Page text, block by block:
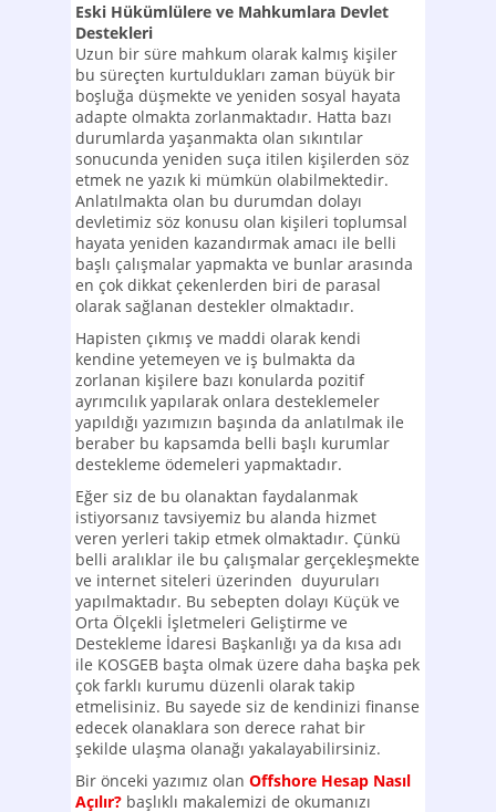
Eski Hükümlülere ve Mahkumlara Devlet
Destekleri
Uzun bir süre mahkum olarak kalmış kişiler
bu süreçten kurtuldukları zaman büyük bir
boşluğa düşmekte ve yeniden sosyal hayata
adapte olmakta zorlanmaktadır. Hatta bazı
durumlarda yaşanmakta olan sıkıntılar
sonucunda yeniden suça itilen kişilerden söz
etmek ne yazık ki mümkün olabilmektedir.
Anlatılmakta olan bu durumdan dolayı
devletimiz söz konusu olan kişileri toplumsal
hayata yeniden kazandırmak amacı ile belli
başlı çalışmalar yapmakta ve bunlar arasında
en çok dikkat çekenlerden biri de parasal
olarak sağlanan destekler olmaktadır.
Hapisten çıkmış ve maddi olarak kendi
kendine yetemeyen ve iş bulmakta da
zorlanan kişilere bazı konularda pozitif
ayrımcılık yapılarak onlara desteklemeler
yapıldığı yazımızın başında da anlatılmak ile
beraber bu kapsamda belli başlı kurumlar
destekleme ödemeleri yapmaktadır.
Eğer siz de bu olanaktan faydalanmak
istiyorsanız tavsiyemiz bu alanda hizmet
veren yerleri takip etmek olmaktadır. Çünkü
belli aralıklar ile bu çalışmalar gerçekleşmekte
ve internet siteleri üzerinden duyuruları
yapılmaktadır. Bu sebepten dolayı Küçük ve
Orta Ölçekli İşletmeleri Geliştirme ve
Destekleme İdaresi Başkanlığı ya da kısa adı
ile KOSGEB başta olmak üzere daha başka pek
çok farklı kurumu düzenli olarak takip
etmelisiniz. Bu sayede siz de kendinizi finanse
edecek olanaklara son derece rahat bir
şekilde ulaşma olanağı yakalayabilirsiniz.
Bir önceki yazımız olan Offshore Hesap Nasıl
Açılır? başlıklı makalemizi de okumanızı